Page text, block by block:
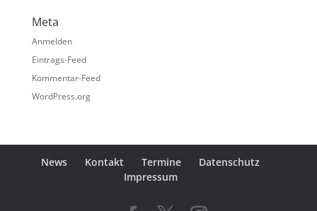
Meta
Anmelden
Eintrags-Feed
Kommentar-Feed
WordPress.org
News Kontakt Termine
Datenschutz
Impressum